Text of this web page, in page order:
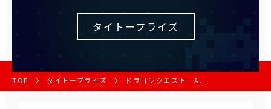
タイトープライズ
TOP タイトープライズ ドラゴンクエスト A...